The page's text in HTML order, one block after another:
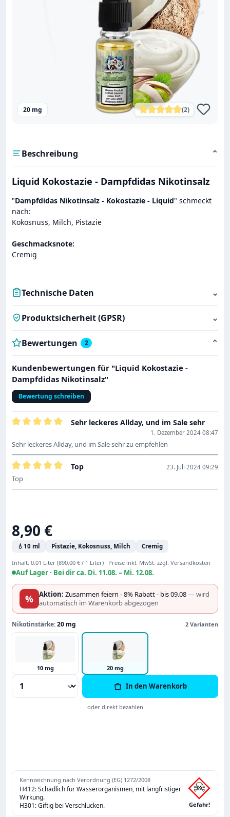
Durchschnittliche
(2)
20 mg
Beschreibung ⌄
Liquid Kokostazie - Dampfdidas Nikotinsalz
"Dampfdidas Nikotinsalz - Kokostazie - Liquid" schmeckt
nach:
Kokosnuss, Milch, Pistazie
Geschmacksnote:
Cremig
Technische Daten ⌄
Produktsicherheit (GPSR) ⌄
Bewertungen 2 ⌄
Kundenbewertungen für "Liquid Kokostazie -
Dampfdidas Nikotinsalz"
Bewertung schreiben
1. Dezember 2024 08:47
Sehr leckeres Allday, und im Sale sehr
Sehr leckeres Allday, und im Sale sehr zu empfehlen
23. Juli 2024 09:29
Bewertung mit 5 von 5 Sternen
Top
Top
Regulärer Preis:
8,90 €
💧 10 ml Pistazie, Kokosnuss, Milch Cremig
Inhalt: 0.01 Liter (890,00 € / 1 Liter) · Preise inkl. MwSt. zzgl. Versandkosten
Auf Lager · Bei dir ca. Di. 11.08. – Mi. 12.08.
% Aktion: Zusammen feiern - 8% Rabatt - bis 09.08— wird
automatisch im Warenkorb abgezogen
Nikotinstärke:20 mg 2 Varianten
10 mg 20 mg
Produkt Anzahl: Gib den gewünschten
In den Warenkorb
Kennzeichnung nach Verordnung (EG) 1272/2008
H412: Schädlich für Wasserorganismen, mit langfristiger
Wirkung.
H301: Giftig bei Verschlucken.
Gefahr!